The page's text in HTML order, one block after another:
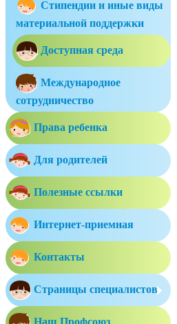
Стипендии и иные виды
материальной поддержки
Доступная среда
Международное
сотрудничество
Права ребенка
Для родителей
Полезные ссылки
Интернет-приемная
Контакты
Страницы специалистов
Наш Профсоюз